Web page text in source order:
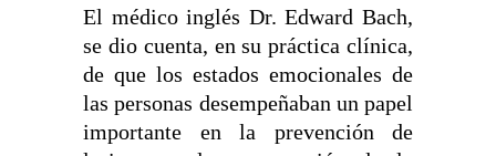
El médico inglés Dr. Edward Bach,
se dio cuenta, en su práctica clínica,
de que los estados emocionales de
las personas desempeñaban un papel
importante en la prevención de